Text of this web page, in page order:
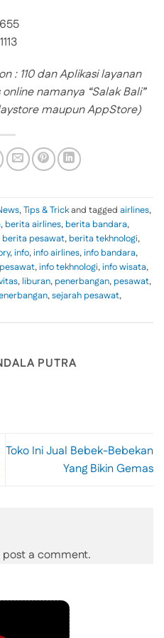
: 110 dan Aplikasi layanan
namanya “Salak Bali”
maupun AppStore)
,Tips & Trickand tagged airlines,
, berita airlines, berita bandara,
berita pesawat, berita tekhnologi,
,info,info airlines,info bandara,
,info tekhnologi,info wisata,
, liburan,penerbangan,pesawat,
,sejarah pesawat,
PUTRA
Toko Ini Jual Bebek-Bebekan
Yang Bikin Gemas
a comment.